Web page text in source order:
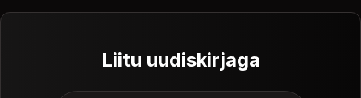
Liitu uudiskirjaga